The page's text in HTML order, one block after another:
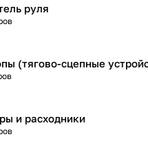
руля
Фаркопы (тягово-сцепные
и расходники